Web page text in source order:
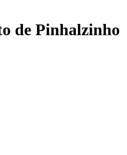
de Pinhalzinho